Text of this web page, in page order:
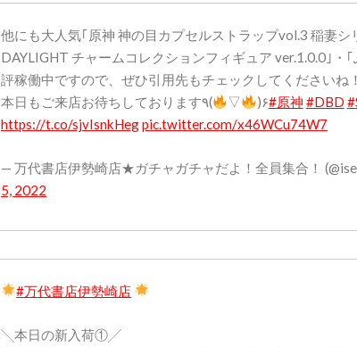
他にも大人気｢原神 神の目カプセルストラップvol.3 稲妻シ
DAYLIGHT チャームコレクションフィギュア ver.1.0.0｣・
評稼働中ですので、ぜひ引用先もチェックしてくださいね！
本日もご来店お待ちしております٩(
▽ )۶#原神 #DBD
https://t.co/sjvIsnkHegpic.twitter.com/x46WCu74W7
— 万代書店伊勢崎店★ガチャガチャだよ！全員集合！
5, 2022
#万代書店伊勢崎店
╲本日の新入荷①╱